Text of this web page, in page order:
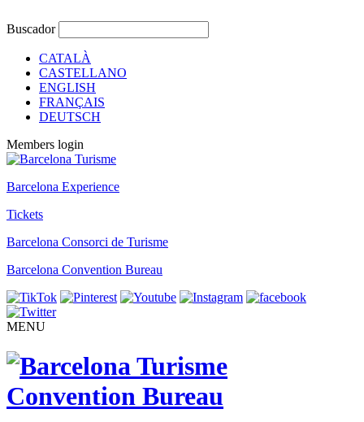
Buscador
CATALÀ
CASTELLANO
ENGLISH
FRANÇAIS
DEUTSCH
Members login
Barcelona Experience
Tickets
Barcelona Consorci de Turisme
Barcelona Convention Bureau
MENU